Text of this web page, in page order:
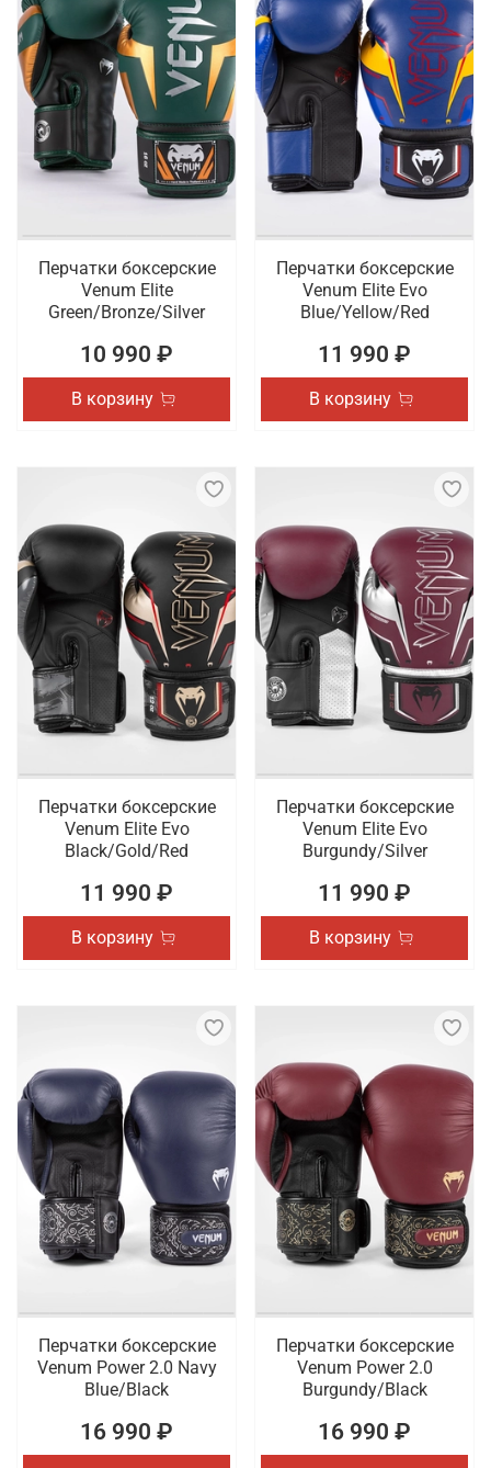
Перчатки боксерские
Venum Elite
Green/Bronze/Silver
10 990 ₽
В корзину
Перчатки боксерские
Venum Elite Evo
Blue/Yellow/Red
11 990 ₽
В корзину
Перчатки боксерские
Venum Elite Evo
Black/Gold/Red
11 990 ₽
В корзину
Перчатки боксерские
Venum Elite Evo
Burgundy/Silver
11 990 ₽
В корзину
Перчатки боксерские
Venum Power 2.0 Navy
Blue/Black
16 990 ₽
Перчатки боксерские
Venum Power 2.0
Burgundy/Black
16 990 ₽